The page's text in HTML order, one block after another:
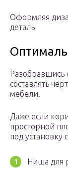
Оформляя
деталь
составлять
мебели.
Даже если
просторной
под установку
Ниша для